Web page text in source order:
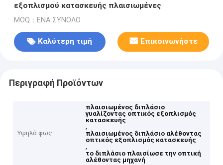
εξοπλισμού κατασκευής πλαισιωμένες
MOQ：ΕΝΑ ΣΥΝΟΛΟ
Καλύτερη τιμή Επικοινωνήστε
Περιγραφή Προϊόντων
Υψηλό φως
πλαισιωμένος διπλάσιο
γυαλίζοντας οπτικός εξοπλισμός
κατασκευής
,
πλαισιωμένος διπλάσιο αλέθοντας
οπτικός εξοπλισμός κατασκευής
,
το διπλάσιο πλαισίωσε την οπτική
αλέθοντας μηχανή